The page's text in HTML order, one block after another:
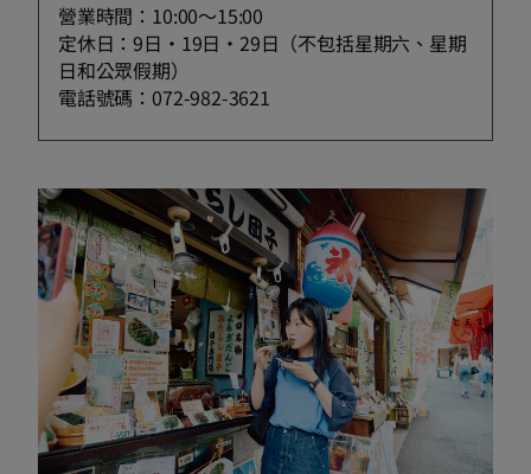
營業時間：10:00〜15:00
定休日：9日・19日・29日（不包括星期六、星期
日和公眾假期）
電話號碼：072-982-3621